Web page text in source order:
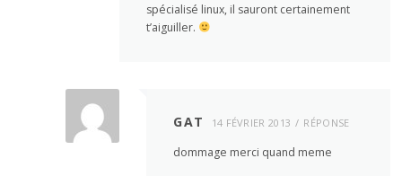
spécialisé linux, il sauront certainement
t’aiguiller.
GAT 14 FÉVRIER 2013 RÉPONSE
dommage merci quand meme